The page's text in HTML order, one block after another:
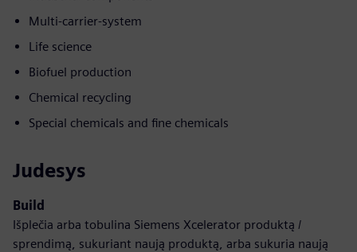
Multi-carrier-system
Life science
Biofuel production
Chemical recycling
Special chemicals and fine chemicals
Judesys
Build
Išplečia arba tobulina Siemens Xcelerator produktą /
sprendimą, sukuriant naują produktą, arba sukuria naują